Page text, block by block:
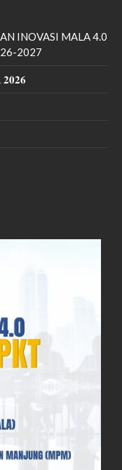
2017
INOVASI MALA 4.0
2027